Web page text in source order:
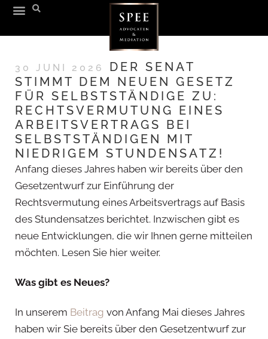
30 JUNI 2026
DER SENAT
STIMMT DEM NEUEN GESETZ
FÜR SELBSTSTÄNDIGE ZU:
RECHTSVERMUTUNG EINES
ARBEITSVERTRAGS BEI
SELBSTSTÄNDIGEN MIT
NIEDRIGEM STUNDENSATZ!
Anfang dieses Jahres haben wir bereits über den
Gesetzentwurf zur Einführung der
Rechtsvermutung eines Arbeitsvertrags auf Basis
des Stundensatzes berichtet. Inzwischen gibt es
neue Entwicklungen, die wir Ihnen gerne mitteilen
möchten. Lesen Sie hier weiter.
Was gibt es Neues?
In unserem Beitrag von Anfang Mai dieses Jahres
haben wir Sie bereits über den Gesetzentwurf zur